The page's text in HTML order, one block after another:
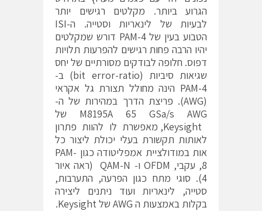
הגרוע ביותר. מקלטים רגישים יותר
לבעיות של לינאריות וסטייה. ה-ISI
הטבוע בעין של PAM-4 דורש שמקלטים
יהיו הרבה פחות רגישים להפרעות תלויות
דפוס. חלופה לבודקים מסורתיים של יחס
שגיאות סיביות (bit error-ratio) ב-
PAM-4 הינה מחולל תצורת גל אקראי
(AWG). פריצת הדרך במהירות של ה-
M8195A 65 GSa/s AWG של
Keysight, מאפשרת לו להוות פתרון
לאותות תקשורת בעלי יכולת ליצור כל
אות במודולציית אמפליטודה כגון PAM-
8, עקבי, OFDM ו- QAM-N (ראה איור
4). סוגי מתח כגון הפרעה, התערבות,
סטייה, לינאריות ועוד ניתנים ליצירה
בקלות באמצעות ה AWG של Keysight.